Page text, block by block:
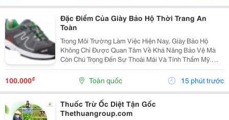
Đặc Điểm Của Giày Bảo Hộ Thời Trang An
Toàn
Trong Môi Trường Làm Việc Hiện Nay, Giày Bảo Hộ
Không Chỉ Được Quan Tâm Về Khả Năng Bảo Vệ Mà
Còn Chú Trọng Đến Sự Thoải Mái Và Tính Thẩm Mỹ.
Chính Vì Vậy, Giày Bảo Hộ Thời Trang An Toàn Đang Trở
Thành Lựa Chọn Được Nhiều Người Lao Động, Kỹ Sư
100.000₫ Toàn quốc 15 phút trước
Thuốc Trừ Ốc Diệt Tận Gốc
Thethuangroup.com